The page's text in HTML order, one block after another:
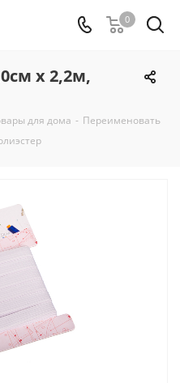
0
х 2,2м,
для дома - Переименовать